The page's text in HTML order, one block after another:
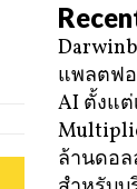
แพลตฟ
AI ตั้งแ
ล้านดอล